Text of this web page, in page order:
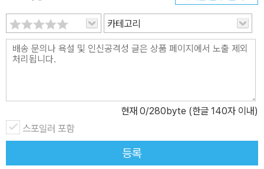
카테고리
현재 0/280byte (한글 140자 이내)
스포일러 포함
등록